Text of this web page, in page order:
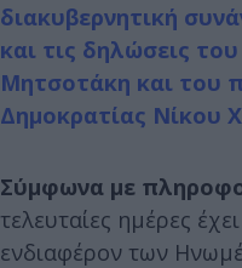
διακυβερνητική
και τις δηλώσεις
Μητσοτάκη και του
Δημοκρατίας Νίκου
Σύμφωνα με
τελευταίες ημέρες
ενδιαφέρον των